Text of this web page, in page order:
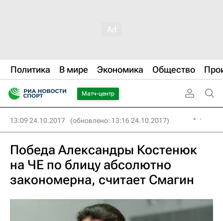
Политика В мире Экономика Общество
Матч-центр
13:09 24.10.2017 (обновлено: 13:16 24.10.2017)
Победа Александры Костенюк
на ЧЕ по блицу абсолютно
закономерна, считает Смагин